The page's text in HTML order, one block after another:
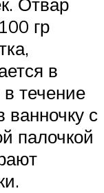
гр
в
течение
ванночку с
палочкой